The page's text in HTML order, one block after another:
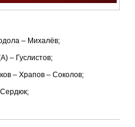
– Михалёв;
– Гуслистов;
– Храпов – Соколов;